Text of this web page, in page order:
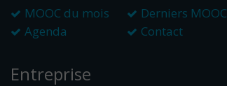
MOOC du mois
Derniers MOOC
Agenda
Contact
Entreprise